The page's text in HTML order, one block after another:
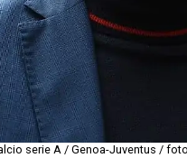
serie A / Genoa-Juventus /